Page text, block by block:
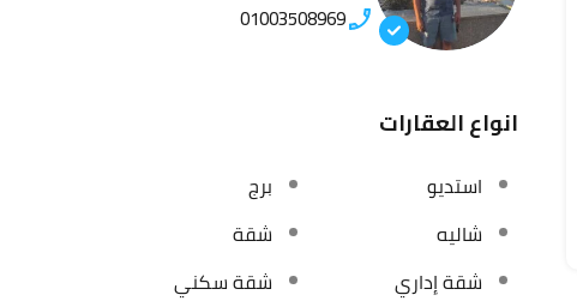
01003508969
انواع العقارات
استديو
برج
شاليه
شقة
شقة إداري
شقة سكني